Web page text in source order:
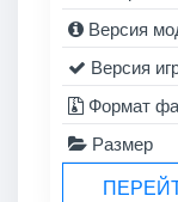
Версия
Версия
Формат
Размер